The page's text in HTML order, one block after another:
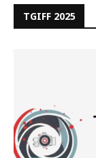
TGIFF 2025